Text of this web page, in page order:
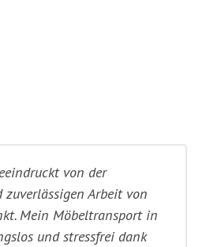
von der
Arbeit von
Mein Möbeltransport in
und stressfrei dank